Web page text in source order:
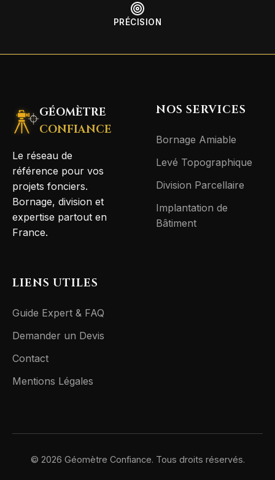
PRÉCISION
GÉOMÈTRE
CONFIANCE
Le réseau de
référence pour vos
projets fonciers.
Bornage, division et
expertise partout en
France.
NOS SERVICES
Bornage Amiable
Levé Topographique
Division Parcellaire
Implantation de
Bâtiment
LIENS UTILES
Guide Expert & FAQ
Demander un Devis
Contact
Mentions Légales
© 2026 Géomètre Confiance. Tous droits réservés.